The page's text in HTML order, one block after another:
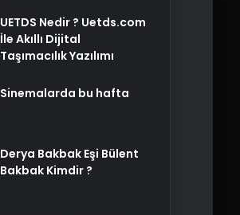
UETDS Nedir ? Uetds.com
İle Akıllı Dijital
Taşımacılık Yazılımı
Sinemalarda bu hafta
Derya Bakbak Eşi Bülent
Bakbak Kimdir ?